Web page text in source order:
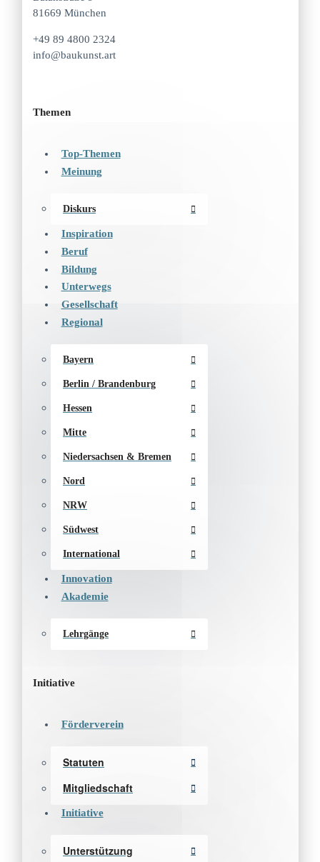
81669 München
+49 89 4800 2324
info@baukunst.art
Themen
Top-Themen
Meinung
Diskurs
Inspiration
Beruf
Bildung
Unterwegs
Gesellschaft
Regional
Bayern
Berlin / Brandenburg
Hessen
Mitte
Niedersachsen & Bremen
Nord
NRW
Südwest
International
Innovation
Akademie
Lehrgänge
Initiative
Förderverein
Statuten
Mitgliedschaft
Initiative
Unterstützung